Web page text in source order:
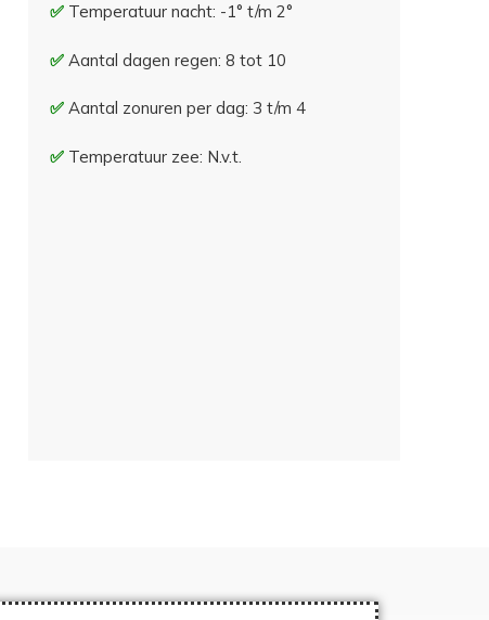
Temperatuur nacht: -1° t/m 2°
Aantal dagen regen: 8 tot 10
Aantal zonuren per dag: 3 t/m 4
Temperatuur zee: N.v.t.